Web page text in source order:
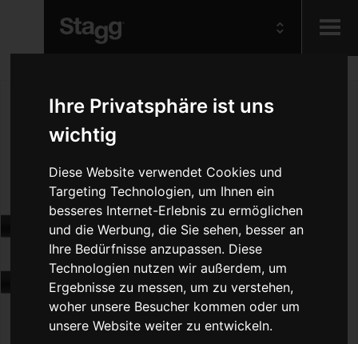
Ihre Privatsphäre ist uns
wichtig
Diese Website verwendet Cookies und
Targeting Technologien, um Ihnen ein
besseres Internet-Erlebnis zu ermöglichen
und die Werbung, die Sie sehen, besser an
Ihre Bedürfnisse anzupassen. Diese
Technologien nutzen wir außerdem, um
Ergebnisse zu messen, um zu verstehen,
woher unsere Besucher kommen oder um
unsere Website weiter zu entwickeln.